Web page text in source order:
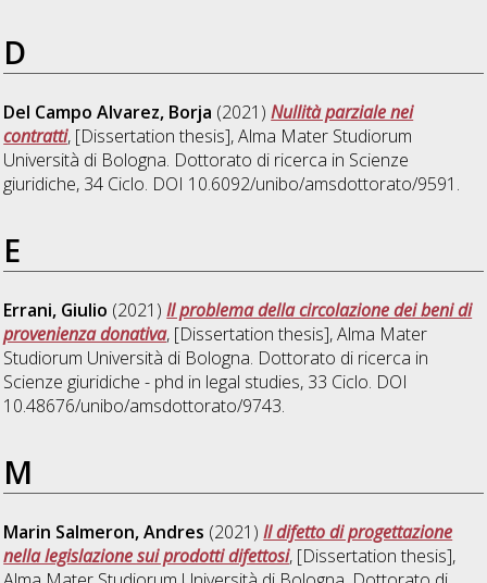
D
Del Campo Alvarez, Borja (2021)Nullità parziale nei
contratti, [Dissertation thesis], Alma Mater Studiorum
Università di Bologna. Dottorato di ricerca in Scienze
giuridiche, 34 Ciclo. DOI 10.6092/unibo/amsdottorato/9591.
E
Errani, Giulio (2021)Il problema della circolazione dei beni di
provenienza donativa, [Dissertation thesis], Alma Mater
Studiorum Università di Bologna. Dottorato di ricerca in
Scienze giuridiche - phd in legal studies, 33 Ciclo. DOI
10.48676/unibo/amsdottorato/9743.
M
Marin Salmeron, Andres (2021)Il difetto di progettazione
nella legislazione sui prodotti difettosi, [Dissertation thesis],